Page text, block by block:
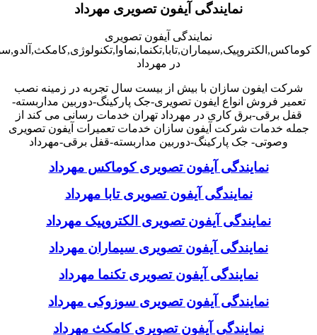
نمایندگی آیفون تصویری مهرداد
نمایندگی آیفون تصویری
در مهرداد
شرکت ایفون سازان با بیش از بیست سال تجربه در زمینه نصب
تعمیر فروش انواع ایفون تصویری-جک پارکینگ-دوربین مداربسته-
قفل برقی-برق کاری در مهرداد تهران خدمات رسانی می کند از
جمله خدمات شرکت آیفون سازان خدمات تعمیرات آیفون تصویری
وصوتی- جک پارکینگ-دوربین مداربسته-قفل برقی-مهرداد
نمایندگی آیفون تصویری کوماکس مهرداد
نمایندگی آیفون تصویری تابا مهرداد
نمایندگی آیفون تصویری الکتروپیک مهرداد
نمایندگی آیفون تصویری سیماران مهرداد
نمایندگی آیفون تصویری تکنما مهرداد
نمایندگی آیفون تصویری سوزوکی مهرداد
نمایندگی آیفون تصویری کامکث مهرداد